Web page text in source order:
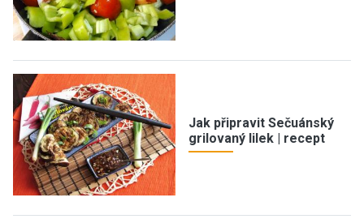
Jak připravit Sečuánský
grilovaný lilek | recept